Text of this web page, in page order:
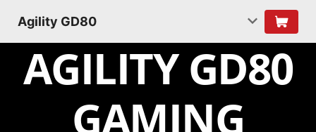
Agility GD80
AGILITY GD80
GAMING